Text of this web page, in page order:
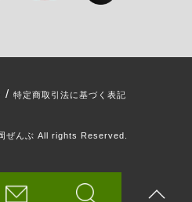
/ 特定商取引法に基づく表記
ぜんぶ All rights Reserved.